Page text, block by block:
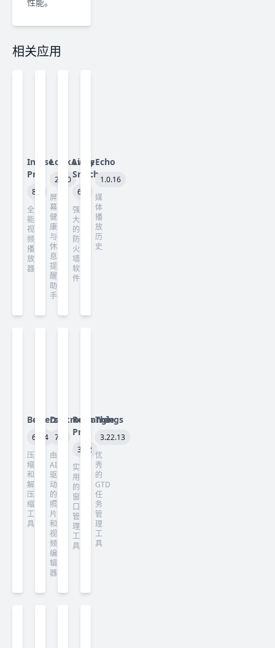
相关应用
Infuse
Pro
8.5
全
能
视
频
播
放
器
LookAway
2.3.0
屏
幕
健
康
与
休
息
提
醒
助
手
Little
Snitch
6.5
强
大
的
防
火
墙
软
件
Echo
1.0.16
媒
体
播
放
历
史
Betterzip
6.0.4
压
缩
和
解
压
缩
工
具
Darkroom
7.3
由
AI
驱
动
的
照
片
和
视
频
编
辑
器
Rectangle
Pro
3.82
实
用
的
窗
口
管
理
工
具
Things
3.22.13
优
秀
的
GTD
任
务
管
理
工
具